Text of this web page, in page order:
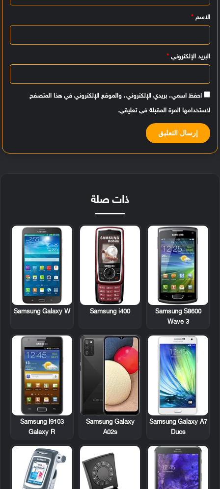
ي
ق
الاسم *
البريد الإلكتروني *
احفظ اسمي، بريدي الإلكتروني، والموقع الإلكتروني في هذا المتصفح
لاستخدامها المرة المقبلة في تعليقي.
ذات صلة
Samsung S8600
Wave 3
Samsung i400
Samsung Galaxy W
Samsung Galaxy A7
Duos
Samsung Galaxy
A02s
Samsung I9103
Galaxy R